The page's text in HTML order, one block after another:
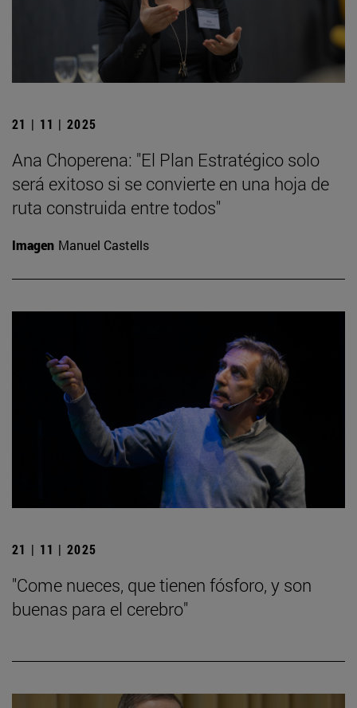
21 | 11 | 2025
Ana Choperena: "El Plan Estratégico solo
será exitoso si se convierte en una hoja de
ruta construida entre todos"
Imagen Manuel Castells
21 | 11 | 2025
"Come nueces, que tienen fósforo, y son
buenas para el cerebro"